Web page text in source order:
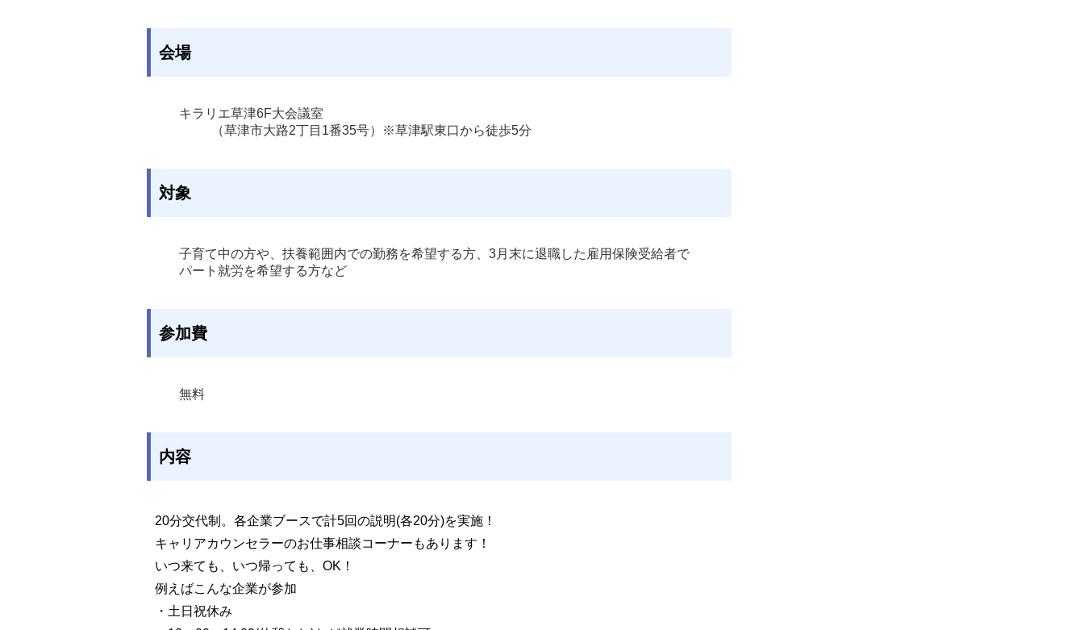
会場
キラリエ草津6F大会議室
（草津市大路2丁目1番35号）※草津駅東口から徒歩5分
対象
子育て中の方や、扶養範囲内での勤務を希望する方、3月末に退職した雇用保険受給者で
パート就労を希望する方など
参加費
無料
内容
20分交代制。各企業ブースで計5回の説明(各20分)を実施！
キャリアカウンセラーのお仕事相談コーナーもあります！
いつ来ても、いつ帰っても、OK！
例えばこんな企業が参加
・土日祝休み